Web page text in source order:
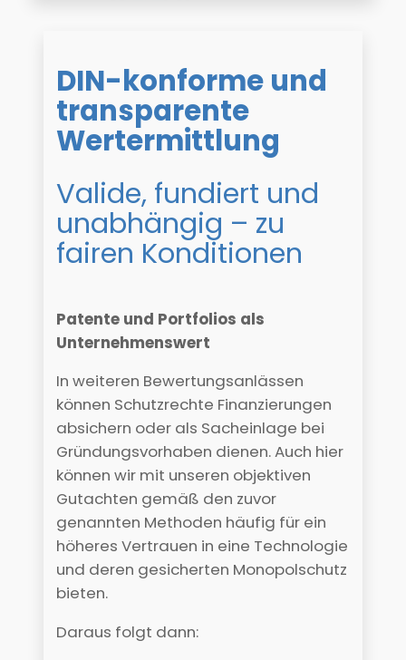
DIN-konforme und
transparente
Wertermittlung
Valide, fundiert und
unabhängig – zu
fairen Konditionen
Patente und Portfolios als
Unternehmenswert
In weiteren Bewertungsanlässen
können Schutzrechte Finanzierungen
absichern oder als Sacheinlage bei
Gründungsvorhaben dienen. Auch hier
können wir mit unseren objektiven
Gutachten gemäß den zuvor
genannten Methoden häufig für ein
höheres Vertrauen in eine Technologie
und deren gesicherten Monopolschutz
bieten.
Daraus folgt dann: